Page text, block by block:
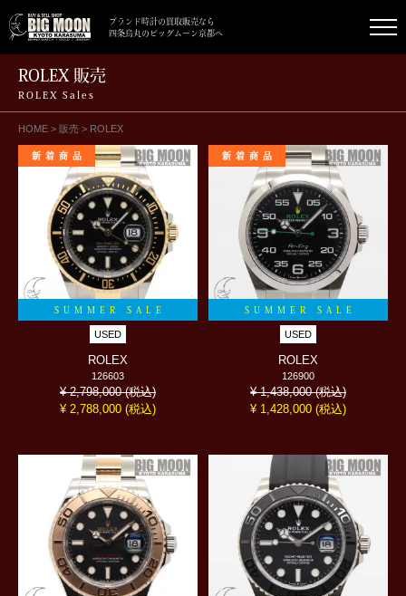
ブランド時計の買取販売なら
四条烏丸のビッグムーン京都へ
ROLEX 販売
ROLEX Sales
HOME > 販売 > ROLEX
SUMMER SALE
USED
ROLEX
126603
¥ 2,798,000(税込)
¥ 2,788,000 (税込)
新着商品
SUMMER SALE
USED
ROLEX
126900
¥ 1,438,000(税込)
¥ 1,428,000(税込)
新着商品